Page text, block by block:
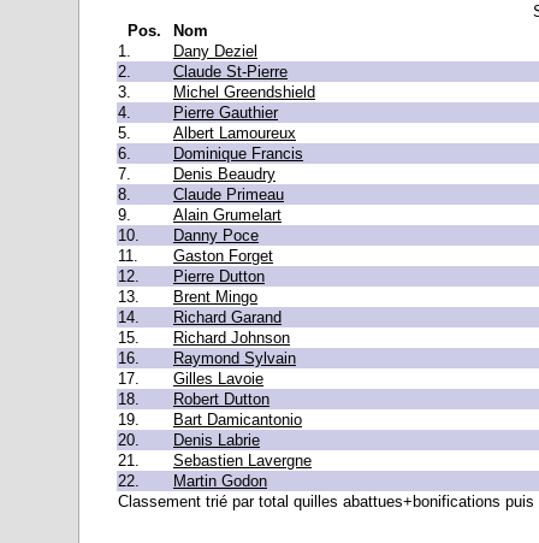
Pos.
Nom
1.
Dany Deziel
2.
Claude St-Pierre
3.
Michel Greendshield
4.
Pierre Gauthier
5.
Albert Lamoureux
6.
Dominique Francis
7.
Denis Beaudry
8.
Claude Primeau
9.
Alain Grumelart
10.
Danny Poce
11.
Gaston Forget
12.
Pierre Dutton
13.
Brent Mingo
14.
Richard Garand
15.
Richard Johnson
16.
Raymond Sylvain
17.
Gilles Lavoie
18.
Robert Dutton
19.
Bart Damicantonio
20.
Denis Labrie
21.
Sebastien Lavergne
22.
Martin Godon
Classement trié par total quilles abattues+bonifications